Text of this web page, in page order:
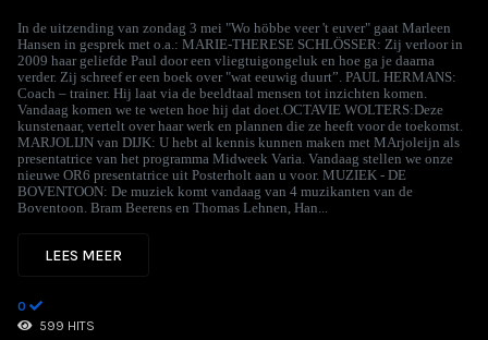
In de uitzending van zondag 3 mei "Wo höbbe veer 't euver" gaat Marleen
Hansen in gesprek met o.a.: MARIE-THERESE SCHLÖSSER: Zij verloor in
2009 haar geliefde Paul door een vliegtuigongeluk en hoe ga je daarna
verder. Zij schreef er een boek over "wat eeuwig duurt”. PAUL HERMANS:
Coach – trainer. Hij laat via de beeldtaal mensen tot inzichten komen.
Vandaag komen we te weten hoe hij dat doet.OCTAVIE WOLTERS:Deze
kunstenaar, vertelt over haar werk en plannen die ze heeft voor de toekomst.
MARJOLIJN van DIJK: U hebt al kennis kunnen maken met MArjoleijn als
presentatrice van het programma Midweek Varia. Vandaag stellen we onze
nieuwe OR6 presentatrice uit Posterholt aan u voor. MUZIEK - DE
BOVENTOON: De muziek komt vandaag van 4 muzikanten van de
Boventoon. Bram Beerens en Thomas Lehnen, Han...
LEES MEER
0
599 HITS